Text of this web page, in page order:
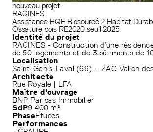
nouveau projet
RACINES
Assistance HQE Biosourcé 2 Habitat
Ossature bois RE2020 seuil 2025
Identité du projet
RACINES - Construction d’une
de 50 logements et de 3 bâtiments de
Localisation
Saint-Genis-Laval (69) – ZAC Vallon
Architecte
Rue Royale | LFA
Maître d'ouvrage
BNP Paribas Immobilier
SdP9 400 m²
PhaseEtudes
Performances